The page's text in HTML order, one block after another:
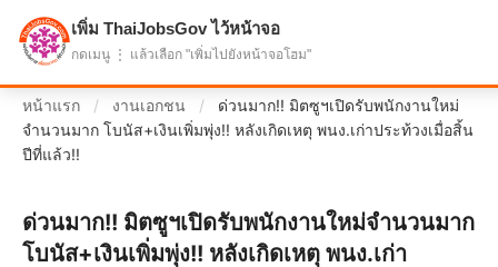
แบ่งปันโอกาส เพื่ออนาคตที่ก้าวหน้า
หน้าแรก / งานเอกชน /
ด่วนมาก!! มิตซูฯเปิดรับพนักงานใหม่
จำนวนมาก โบนัส+เงินเพิ่มพุ่ง!! หลังเกิดเหตุ พนง.เก่าประท้วงเมื่อสิ้น
ปีที่แล้ว!!
ด่วนมาก!! มิตซูฯเปิดรับพนักงานใหม่จำนวนมาก
โบนัส+เงินเพิ่มพุ่ง!! หลังเกิดเหตุ พนง.เก่า
เพิ่ม ThaiJobsGov ไว้หน้าจอ
กดเมนู ⋮ แล้วเลือก "เพิ่มไปยังหน้าจอโฮม"